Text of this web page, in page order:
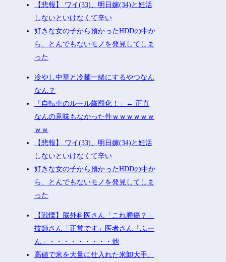
【悲報】 ワイ(33)、明日嫁(34)と妊活
しないといけなくて辛い
好きな女の子から預かったHDDの中か
ら、とんでもないモノを発見してしま
った
冷やし中華と冷麺一緒にするやつなん
なん？
「自転車のルール厳罰化！」← 正直
なんの意味もなかった件ｗｗｗｗｗｗ
ｗｗ
【悲報】 ワイ(33)、明日嫁(34)と妊活
しないといけなくて辛い
好きな女の子から預かったHDDの中か
ら、とんでもないモノを発見してしま
った
【戦慄】脳外科医さん「これ腫瘍？」
技師さん「正常です」医者さん「ふー
ん」・・・・・・・・・他
高値で米を大量に仕入れた米卸大手、